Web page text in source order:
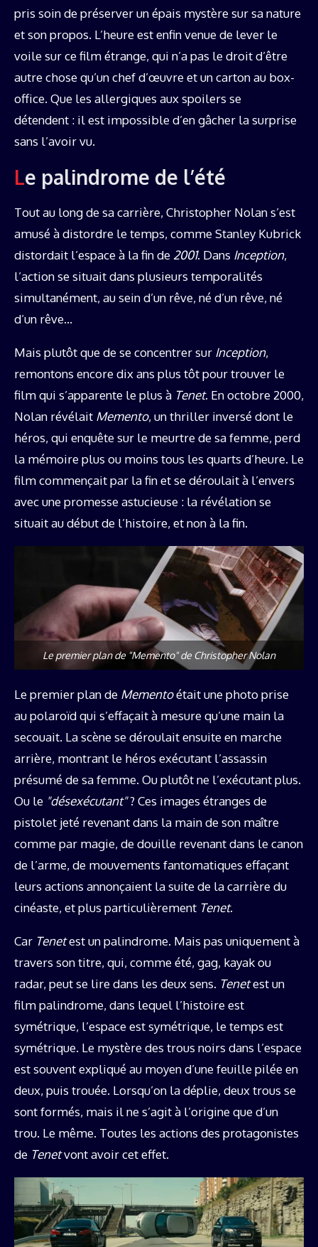
pris soin de préserver un épais mystère sur sa nature
et son propos. L’heure est enfin venue de lever le
voile sur ce film étrange, qui n’a pas le droit d’être
autre chose qu’un chef d’œuvre et un carton au box-
office. Que les allergiques aux spoilers se
détendent : il est impossible d’en gâcher la surprise
sans l’avoir vu.
Le palindrome de l’été
Tout au long de sa carrière, Christopher Nolan s’est
amusé à distordre le temps, comme Stanley Kubrick
distordait l’espace à la fin de 2001. Dans Inception,
l’action se situait dans plusieurs temporalités
simultanément, au sein d’un rêve, né d’un rêve, né
d’un rêve…
Mais plutôt que de se concentrer sur Inception,
remontons encore dix ans plus tôt pour trouver le
film qui s’apparente le plus à Tenet. En octobre 2000,
Nolan révélait Memento, un thriller inversé dont le
héros, qui enquête sur le meurtre de sa femme, perd
la mémoire plus ou moins tous les quarts d’heure. Le
film commençait par la fin et se déroulait à l’envers
avec une promesse astucieuse : la révélation se
situait au début de l’histoire, et non à la fin.
Le premier plan de "Memento" de Christopher Nolan
Le premier plan de Mementoétait une photo prise
au polaroïd qui s’effaçait à mesure qu’une main la
secouait. La scène se déroulait ensuite en marche
arrière, montrant le héros exécutant l’assassin
présumé de sa femme. Ou plutôt ne l’exécutant plus.
Ou le "désexécutant"? Ces images étranges de
pistolet jeté revenant dans la main de son maître
comme par magie, de douille revenant dans le canon
de l’arme, de mouvements fantomatiques effaçant
leurs actions annonçaient la suite de la carrière du
cinéaste, et plus particulièrement Tenet.
Car Tenetest un palindrome. Mais pas uniquement à
travers son titre, qui, comme été, gag, kayak ou
radar, peut se lire dans les deux sens. Tenetest un
film palindrome, dans lequel l’histoire est
symétrique, l’espace est symétrique, le temps est
symétrique. Le mystère des trous noirs dans l’espace
est souvent expliqué au moyen d’une feuille pilée en
deux, puis trouée. Lorsqu’on la déplie, deux trous se
sont formés, mais il ne s’agit à l’origine que d’un
trou. Le même. Toutes les actions des protagonistes
de Tenetvont avoir cet effet.